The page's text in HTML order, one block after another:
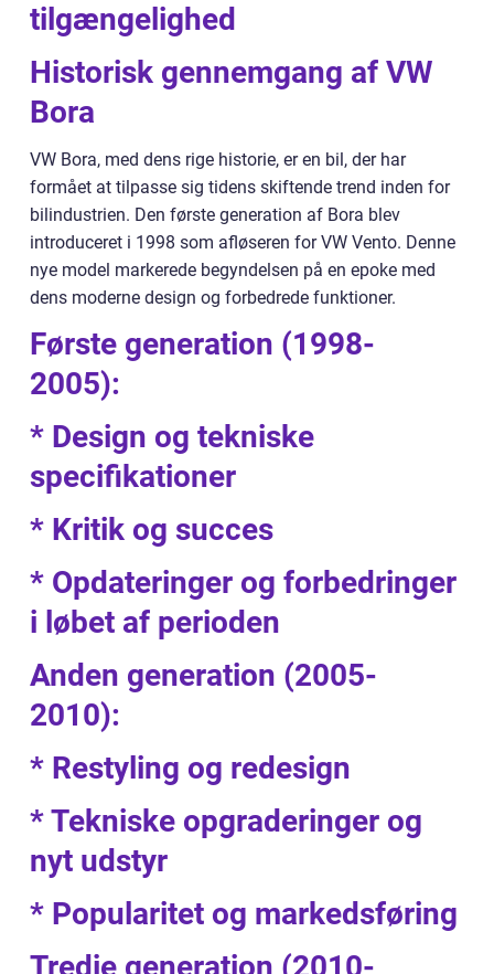
tilgængelighed
Historisk gennemgang af VW
Bora
VW Bora, med dens rige historie, er en bil, der har
formået at tilpasse sig tidens skiftende trend inden for
bilindustrien. Den første generation af Bora blev
introduceret i 1998 som afløseren for VW Vento. Denne
nye model markerede begyndelsen på en epoke med
dens moderne design og forbedrede funktioner.
Første generation (1998-
2005):
* Design og tekniske
specifikationer
* Kritik og succes
* Opdateringer og forbedringer
i løbet af perioden
Anden generation (2005-
2010):
* Restyling og redesign
* Tekniske opgraderinger og
nyt udstyr
* Popularitet og markedsføring